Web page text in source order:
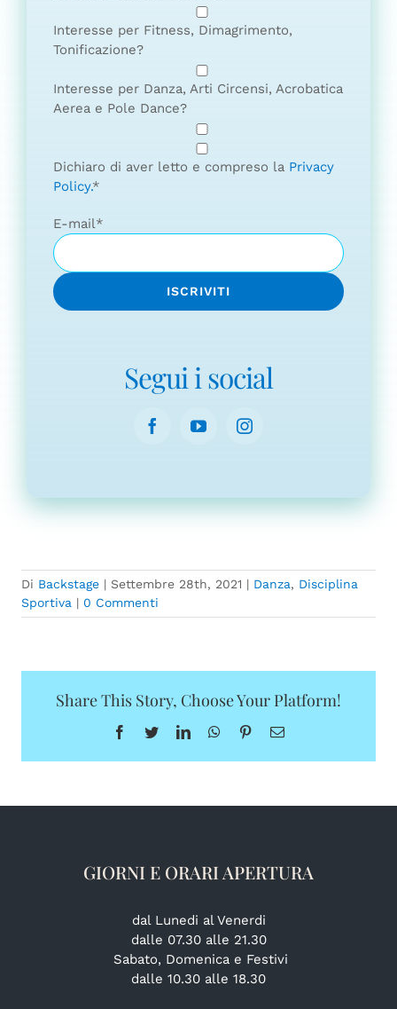
Interesse per Fitness, Dimagrimento,
Tonificazione?
Interesse per Danza, Arti Circensi, Acrobatica
Aerea e Pole Dance?
Dichiaro di aver letto e compreso la Privacy
Policy.*
E-mail*
Segui i social
Di Backstage | Settembre 28th, 2021 | Danza, Disciplina
Sportiva | 0 Commenti
Share This Story, Choose Your Platform!
Facebook
TwitterLinkedInWhatsApp
PinterestEmail
GIORNI E ORARI APERTURA
dal Lunedi al Venerdi
dalle 07.30 alle 21.30
Sabato, Domenica e Festivi
dalle 10.30 alle 18.30